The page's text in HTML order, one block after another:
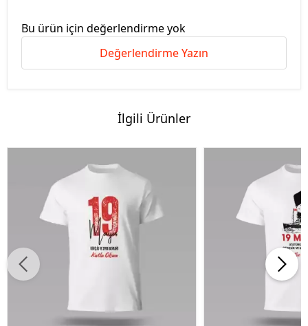
Bu ürün için değerlendirme yok
Değerlendirme Yazın
İlgili Ürünler